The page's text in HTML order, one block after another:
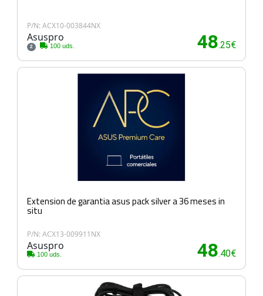
P/N: ACX10-003844NX
Asuspro
2 100 uds. 48.25€
Extension de garantia asus pack silver a 36 meses in
situ
P/N: ACX13-009911NX
Asuspro
100 uds. 48.40€